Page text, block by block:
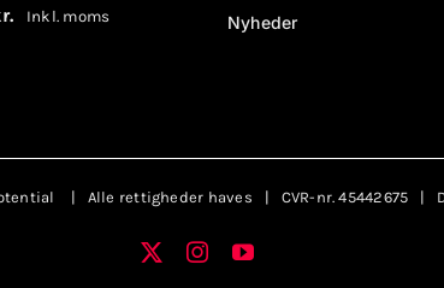
Prisinterval:
Inkl. moms Nyheder
| Alle rettigheder haves | CVR-nr. 45442675 |
Facebook
X InstagramYouTube